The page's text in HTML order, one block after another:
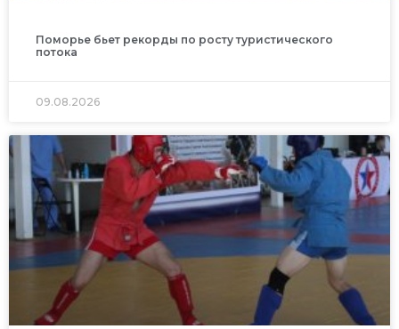
Поморье бьет рекорды по росту туристического
потока
09.08.2026